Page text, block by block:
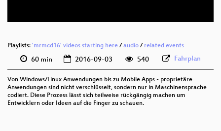
Playlists: 'mrmcd16' videos starting here /audio / related events
60 min 2016-09-03 540 Fahrplan
Von Windows/Linux Anwendungen bis zu Mobile Apps - proprietäre
Anwendungen sind nicht verschlüsselt, sondern nur in Maschinensprache
codiert. Diese Prozess lässt sich teilweise rückgängig machen um
Entwicklern oder Ideen auf die Finger zu schauen.